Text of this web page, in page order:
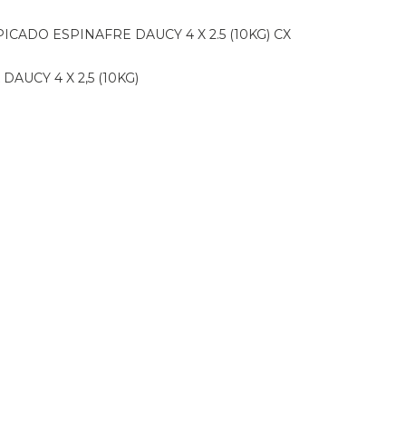
PICADO ESPINAFRE DAUCY 4 X 2.5 (10KG) CX
4 X 2,5 (10KG)